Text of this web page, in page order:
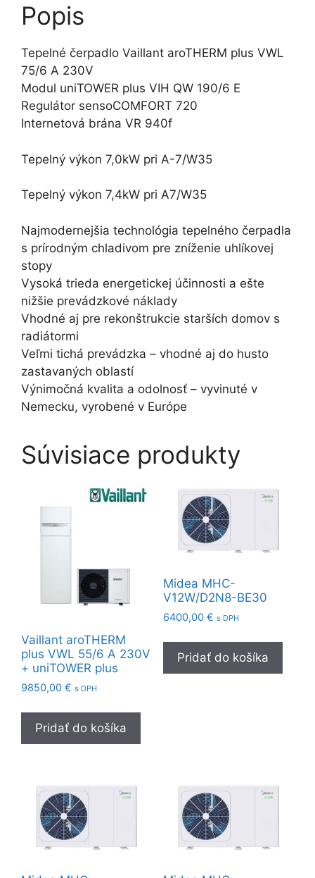
plus
QW
190/6
Popis
Tepelné čerpadlo Vaillant aroTHERM plus VWL
75/6 A 230V
Modul uniTOWER plus VIH QW 190/6 E
Regulátor sensoCOMFORT 720
Internetová brána VR 940f
Tepelný výkon 7,0kW pri A-7/W35
Tepelný výkon 7,4kW pri A7/W35
Najmodernejšia technológia tepelného čerpadla
s prírodným chladivom pre zníženie uhlíkovej
stopy
Vysoká trieda energetickej účinnosti a ešte
nižšie prevádzkové náklady
Vhodné aj pre rekonštrukcie starších domov s
radiátormi
Veľmi tichá prevádzka – vhodné aj do husto
zastavaných oblastí
Výnimočná kvalita a odolnosť – vyvinuté v
Nemecku, vyrobené v Európe
Súvisiace produkty
Vaillant aroTHERM
plus VWL 55/6 A 230V
+ uniTOWER plus
9850,00 € s DPH
Pridať do košíka
Midea MHC-
V12W/D2N8-BE30
6400,00 € s DPH
Pridať do košíka